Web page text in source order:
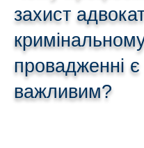
захист
провадженні є
важливим?